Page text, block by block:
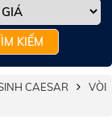
KIẾM
CAESAR
VÒI